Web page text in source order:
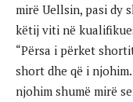
mirë Uellsin, pasi dy
këtij viti në
“Përsa i përket
short dhe që i
njohim shumë mirë